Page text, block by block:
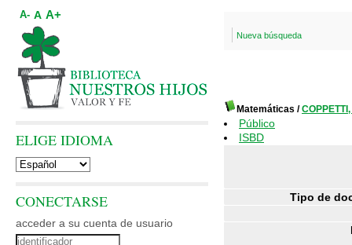
Nueva búsqueda
Matemáticas /
Público
ISBD
Tipo de
A- A A+
ELIGE IDIOMA
CONECTARSE
acceder a su cuenta de usuario